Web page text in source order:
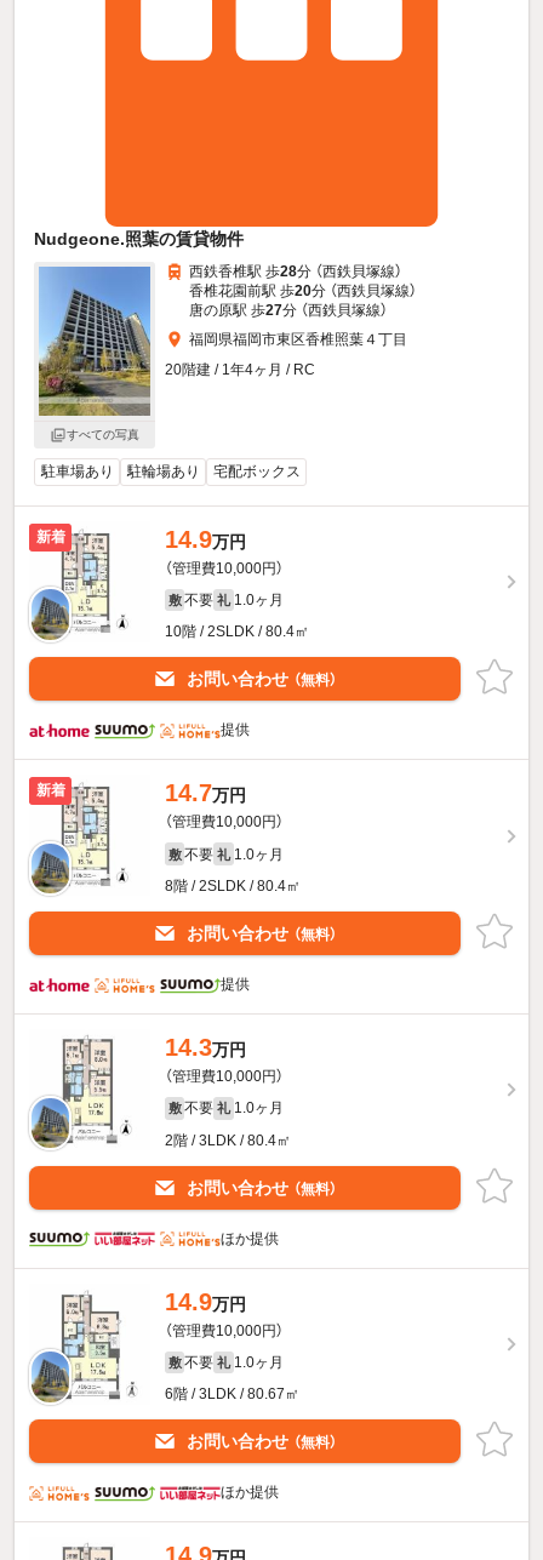
Nudgeone.照葉の賃貸物件
すべての写真
西鉄香椎駅 歩28分 （西鉄貝塚線）
香椎花園前駅 歩20分 （西鉄貝塚線）
唐の原駅 歩27分 （西鉄貝塚線）
福岡県福岡市東区香椎照葉４丁目
20階建 / 1年4ヶ月 / RC
駐車場あり 駐輪場あり 宅配ボックス
新着 14.9万円
（管理費10,000円）
敷 不要 礼 1.0ヶ月
10階 / 2SLDK / 80.4㎡
お問い合わせ （無料）
提供
新着 14.7万円
（管理費10,000円）
敷 不要 礼 1.0ヶ月
8階 / 2SLDK / 80.4㎡
お問い合わせ （無料）
提供
14.3万円
（管理費10,000円）
敷 不要 礼 1.0ヶ月
2階 / 3LDK / 80.4㎡
お問い合わせ （無料）
ほか提供
14.9万円
（管理費10,000円）
敷 不要 礼 1.0ヶ月
6階 / 3LDK / 80.67㎡
お問い合わせ （無料）
ほか提供